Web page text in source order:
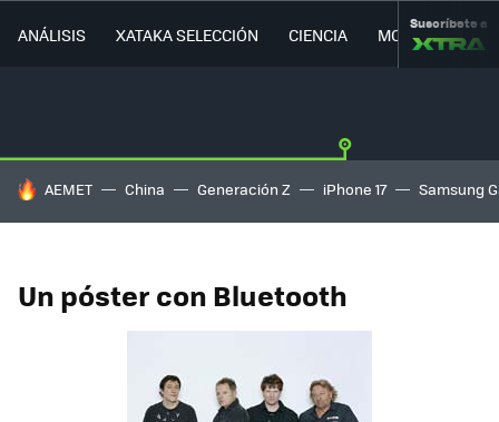
ANÁLISIS XATAKA SELECCIÓN CIENCIA MOVILIDAD
Suscríbete a
HOY SE HABLA DE
AEMET China Generación Z iPhone 17 Samsung
Un póster con Bluetooth